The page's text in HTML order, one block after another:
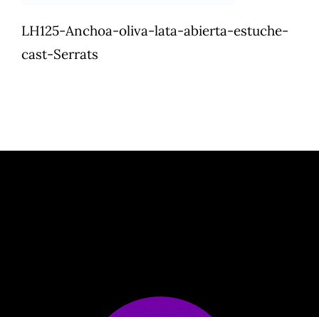
LH125-Anchoa-oliva-lata-abierta-estuche-
cast-Serrats